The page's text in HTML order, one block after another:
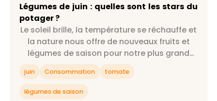
Légumes de juin : quelles sont les stars du
potager ?
Le soleil brille, la température se réchauffe et
la nature nous offre de nouveaux fruits et
légumes de saison pour notre plus grand
bonheur : on est officiellement au mois de
juin !
juin Consommation tomate
légumes de saison